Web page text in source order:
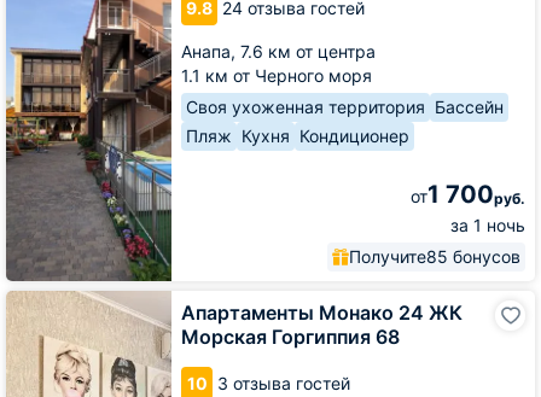
9.8 24 отзыва гостей
Анапа, 7.6 км от центра
1.1 км от Черного моря
Своя ухоженная территория Бассейн
Пляж Кухня Кондиционер
от1 700руб.
за 1 ночь
Получите85 бонусов
Апартаменты Монако 24 ЖК
Морская Горгиппия 68
10 3 отзыва гостей
Апартаменты
Монако
ЖК
Морская